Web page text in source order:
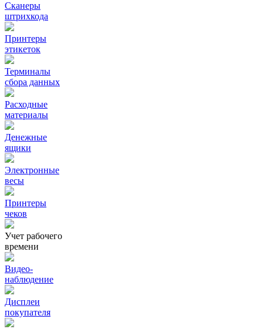
Сканеры
штрихкода
Принтеры
этикеток
Терминалы
сбора данных
Расходные
материалы
Денежные
ящики
Электронные
весы
Принтеры
чеков
Учет рабочего
времени
Видео‑
наблюдение
Дисплеи
покупателя